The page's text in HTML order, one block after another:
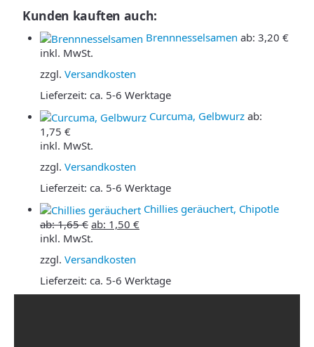
Kunden kauften auch:
Brennnesselsamen ab: 3,20 €
inkl. MwSt.
zzgl. Versandkosten
Lieferzeit: ca. 5-6 Werktage
Curcuma, Gelbwurz ab:
1,75 €
inkl. MwSt.
zzgl. Versandkosten
Lieferzeit: ca. 5-6 Werktage
Chillies geräuchert, Chipotle
ab:1,65€ ab: 1,50 €
inkl. MwSt.
zzgl. Versandkosten
Lieferzeit: ca. 5-6 Werktage